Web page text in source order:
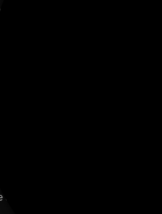
em seu pedido e sanar suas